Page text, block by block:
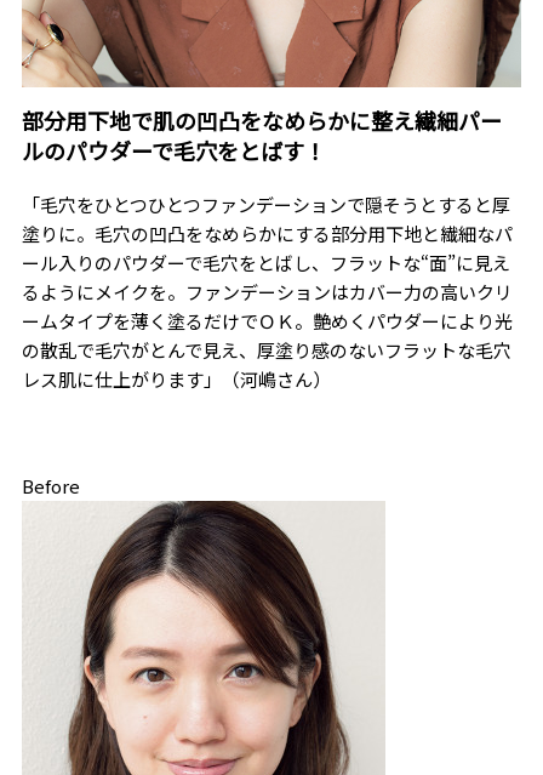
部分用下地で肌の凹凸をなめらかに整え繊細パー
ルのパウダーで毛穴をとばす！
「毛穴をひとつひとつファンデーションで隠そうとすると厚
塗りに。毛穴の凹凸をなめらかにする部分用下地と繊細なパ
ール入りのパウダーで毛穴をとばし、フラットな“面”に見え
るようにメイクを。ファンデーションはカバー力の高いクリ
ームタイプを薄く塗るだけでＯＫ。艶めくパウダーにより光
の散乱で毛穴がとんで見え、厚塗り感のないフラットな毛穴
レス肌に仕上がります」（河嶋さん）
Before